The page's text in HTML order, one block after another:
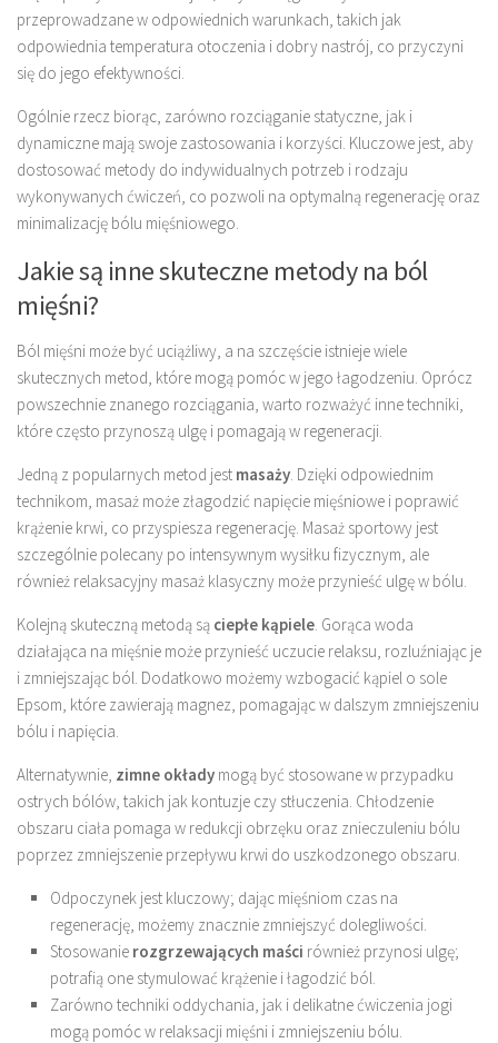
przeprowadzane w odpowiednich warunkach, takich jak
odpowiednia temperatura otoczenia i dobry nastrój, co przyczyni
się do jego efektywności.
Ogólnie rzecz biorąc, zarówno rozciąganie statyczne, jak i
dynamiczne mają swoje zastosowania i korzyści. Kluczowe jest, aby
dostosować metody do indywidualnych potrzeb i rodzaju
wykonywanych ćwiczeń, co pozwoli na optymalną regenerację oraz
minimalizację bólu mięśniowego.
Jakie są inne skuteczne metody na ból
mięśni?
Ból mięśni może być uciążliwy, a na szczęście istnieje wiele
skutecznych metod, które mogą pomóc w jego łagodzeniu. Oprócz
powszechnie znanego rozciągania, warto rozważyć inne techniki,
które często przynoszą ulgę i pomagają w regeneracji.
Jedną z popularnych metod jest masaży. Dzięki odpowiednim
technikom, masaż może złagodzić napięcie mięśniowe i poprawić
krążenie krwi, co przyspiesza regenerację. Masaż sportowy jest
szczególnie polecany po intensywnym wysiłku fizycznym, ale
również relaksacyjny masaż klasyczny może przynieść ulgę w bólu.
Kolejną skuteczną metodą są ciepłe kąpiele. Gorąca woda
działająca na mięśnie może przynieść uczucie relaksu, rozluźniając je
i zmniejszając ból. Dodatkowo możemy wzbogacić kąpiel o sole
Epsom, które zawierają magnez, pomagając w dalszym zmniejszeniu
bólu i napięcia.
Alternatywnie, zimne okłady mogą być stosowane w przypadku
ostrych bólów, takich jak kontuzje czy stłuczenia. Chłodzenie
obszaru ciała pomaga w redukcji obrzęku oraz znieczuleniu bólu
poprzez zmniejszenie przepływu krwi do uszkodzonego obszaru.
Odpoczynek jest kluczowy; dając mięśniom czas na
regenerację, możemy znacznie zmniejszyć dolegliwości.
Stosowanie rozgrzewających maści również przynosi ulgę;
potrafią one stymulować krążenie i łagodzić ból.
Zarówno techniki oddychania, jak i delikatne ćwiczenia jogi
mogą pomóc w relaksacji mięśni i zmniejszeniu bólu.